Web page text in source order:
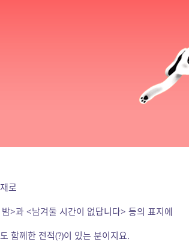
로
>과 <남겨둘 시간이 없답니다> 등의 표지에
함께한 전적(?)이 있는 분이지요.